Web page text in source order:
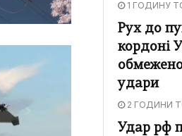
1 ГОДИНУ
Рух до
кордоні
обмежено
удари
2 ГОДИНИ
Удар рф